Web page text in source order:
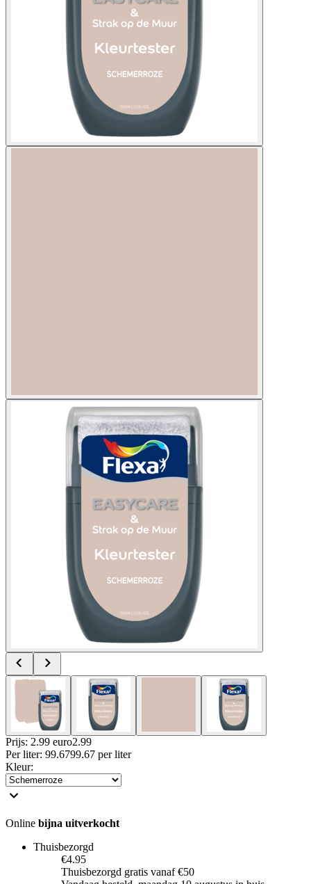
Prijs: 2.99 euro2.99
Per liter: 99.6799.67 per liter
Kleur:
Online bijna uitverkocht
Thuisbezorgd
€4.95
Thuisbezorgd gratis vanaf €50